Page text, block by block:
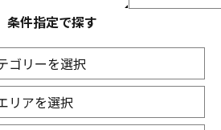
条件指定で探す
ゴリーを選択
リアを選択